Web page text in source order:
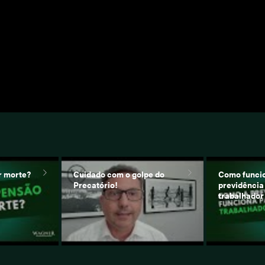
do
Como funciona a
previdência para o
trabalhador rural?
Dona de
aposentar?